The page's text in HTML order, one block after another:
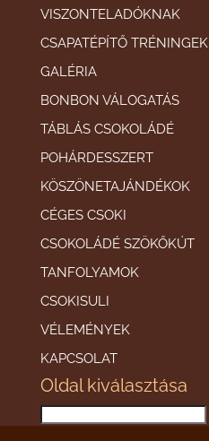
VISZONTELADÓKNAK
CSAPATÉPÍTŐ TRÉNINGEK
GALÉRIA
BONBON VÁLOGATÁS
TÁBLÁS CSOKOLÁDÉ
POHÁRDESSZERT
KÖSZÖNETAJÁNDÉKOK
CÉGES CSOKI
CSOKOLÁDÉ SZÖKŐKÚT
TANFOLYAMOK
CSOKISULI
VÉLEMÉNYEK
KAPCSOLAT
Oldal kiválasztása